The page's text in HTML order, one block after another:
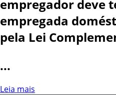
empregador deve
empregada
pela Lei
...
Leia mais